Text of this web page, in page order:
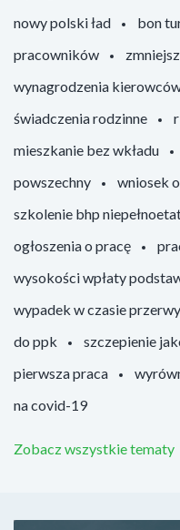
nowy polski ład
bon
pracowników
wynagrodzenia
świadczenia rodzinne
mieszkanie bez wkładu
powszechny
wniosek
szkolenie bhp
ogłoszenia o pracę
wysokości wpłaty
wypadek w czasie przerwy
do ppk
szczepienie
pierwsza praca
na covid-19
Zobacz wszystkie tematy